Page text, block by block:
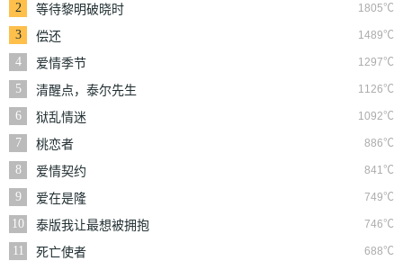
2 1805℃
等待黎明破晓时
3
1489℃
偿还
4
1297℃
爱情季节
5
1126℃
清醒点，泰尔先生
6
1092℃
狱乱情迷
7
886℃
桃恋者
8
841℃
爱情契约
9
749℃
爱在是隆
10
746℃
泰版我让最想被拥抱
的男人给威胁了
11 688℃
死亡使者